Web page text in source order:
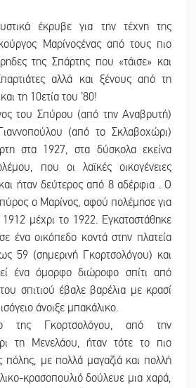
έκρυβε για την τέχνη της
Μαρίνοςένας από τους πιο
της Σπάρτης που «τάισε» και
αλλά και ξένους από τη
τη 10ετία του ’80!
του Σπύρου (από την Αναβρυτή)
(από το Σκλαβοχώρι)
στα 1927, στα δύσκολα εκείνα
που οι λαϊκές οικογένειες
ήταν δεύτερος από 8 αδέρφια . Ο
ο Μαρίνος, αφού πολέμησε για
μέχρι το 1922. Εγκαταστάθηκε
ένα οικόπεδο κοντά στην πλατεία
59 (σημερινή Γκορτσολόγου) και
ένα όμορφο διώροφο σπίτι από
σπιτιού έβαλε βαρέλια με κρασί
άνοιξε μπακάλικο.
της Γκορτσολόγου, από την
τη Μενελάου, ήταν τότε το πιο
πόλης, με πολλά μαγαζιά και πολλή
κρασοπουλιό δούλευε μια χαρά,